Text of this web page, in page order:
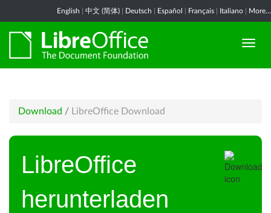
English 中文 (简体) Deutsch Español Français Italiano More...
Download / LibreOffice Download
LibreOffice
herunterladen